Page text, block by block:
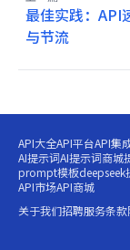
最佳实践：API
与节流
API大全API平台API集
AI提示词AI提示词商城
prompt模板deepseek
API市场API商城
关于我们招聘服务条款